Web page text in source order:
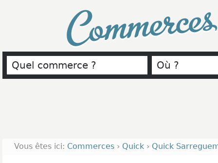
Vous êtes ici: Commerces › Quick › Quick